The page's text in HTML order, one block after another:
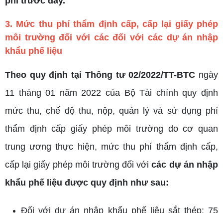
3. Mức thu phí thẩm định cấp, cấp lại giấy phép
môi trường đối với các đối với các dự án nhập
khẩu phế liệu
Theo quy định tại Thông tư 02/2022/TT-BTC ngày
11 tháng 01 năm 2022 của Bộ Tài chính quy định
mức thu, chế độ thu, nộp, quản lý và sử dụng phí
thẩm định cấp giấy phép môi trường do cơ quan
trung ương thực hiện, mức thu phí thẩm định cấp,
cấp lại giấy phép môi trường đối với các dự án nhập
khẩu phế liệu được quy định như sau:
Đối với dự án nhập khẩu phế liệu sắt thép: 75